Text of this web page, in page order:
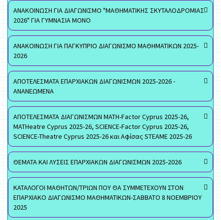
ΑΝΑΚΟΙΝΩΣΗ ΓΙΑ ΔΙΑΓΩΝΙΣΜΟ "ΜΑΘΗΜΑΤΙΚΗΣ ΣΚΥΤΑΛΟΔΡΟΜΙΑΣ
2026" ΓΙΑ ΓΥΜΝΑΣΙΑ ΜΟΝΟ
ΑΝΑΚΟΙΝΩΣΗ ΓΙΑ ΠΑΓΚΥΠΡΙΟ ΔΙΑΓΩΝΙΣΜΟ ΜΑΘΗΜΑΤΙΚΩΝ 2025-
2026
ΑΠΟΤΕΛΕΣΜΑΤΑ ΕΠΑΡΧΙΑΚΩΝ ΔΙΑΓΩΝΙΣΜΩΝ 2025-2026 -
ΑΝΑΝΕΩΜΕΝΑ
ΑΠΟΤΕΛΕΣΜΑΤΑ ΔΙΑΓΩΝΙΣΜΩΝ MATH-Factor Cyprus 2025-26,
MATHeatre Cyprus 2025-26, SCIENCE-Factor Cyprus 2025-26,
SCIENCE-Theatre Cyprus 2025-26 και Αφίσας STEAME 2025-26
ΘΕΜΑΤΑ ΚΑΙ ΛΥΣΕΙΣ ΕΠΑΡΧΙΑΚΩΝ ΔΙΑΓΩΝΙΣΜΩΝ 2025-2026
ΚΑΤΑΛΟΓΟΙ ΜΑΘΗΤΩΝ/ΤΡΙΩΝ ΠΟΥ ΘΑ ΣΥΜΜΕΤΕΧΟΥΝ ΣΤΟΝ
ΕΠΑΡΧΙΑΚΟ ΔΙΑΓΩΝΙΣΜΟ ΜΑΘΗΜΑΤΙΚΩΝ-ΣΑΒΒΑΤΟ 8 ΝΟΕΜΒΡΙΟΥ
2025